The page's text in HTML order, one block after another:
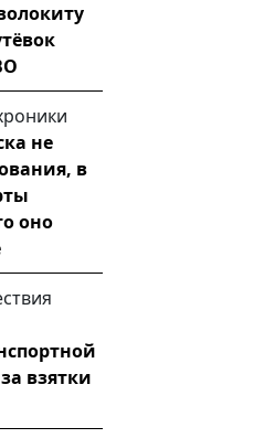
не
в
оно
взятки